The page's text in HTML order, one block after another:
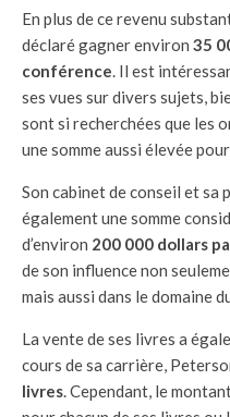
En plus de ce revenu
déclaré gagner environ 35
conférence . Il est
ses vues sur divers sujets,
sont si recherchées que les
une somme aussi élevée
Son cabinet de conseil et
également une somme
d’environ 200 000 dollars
de son influence non
mais aussi dans le domaine
La vente de ses livres a
cours de sa carrière,
livres . Cependant, le